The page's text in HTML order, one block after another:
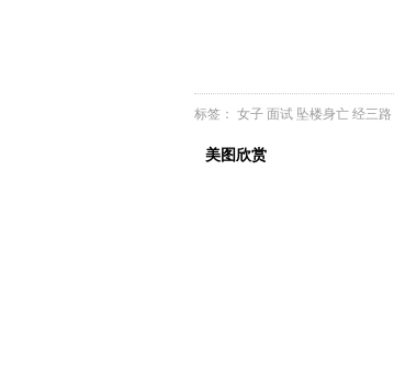
标签： 女子 面试 坠楼身亡 经三路
美图欣赏